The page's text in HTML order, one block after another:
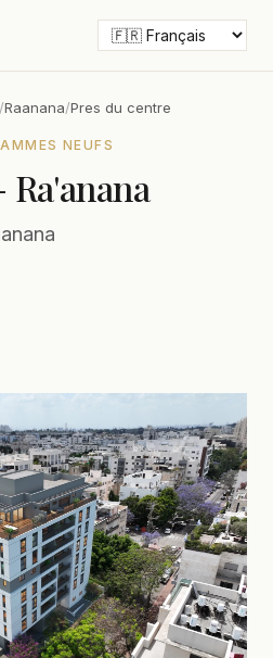
/Raanana/Pres du centre
NEUFS